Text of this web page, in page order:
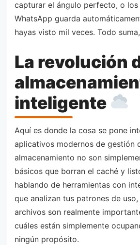
capturar el ángulo perfecto, o
WhatsApp guarda
hayas visto mil veces. Todo
La revolución
inteligente
Aquí es donde la cosa se pone
aplicativos modernos de gestión
almacenamiento no son
básicos que borran el caché y
hablando de herramientas con
que analizan tus patrones de
archivos son realmente
cuáles están simplemente
ningún propósito.